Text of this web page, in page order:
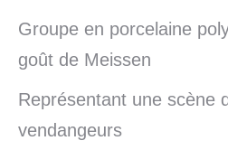
Groupe en porcelaine
goût de Meissen
Représentant une scène
vendangeurs